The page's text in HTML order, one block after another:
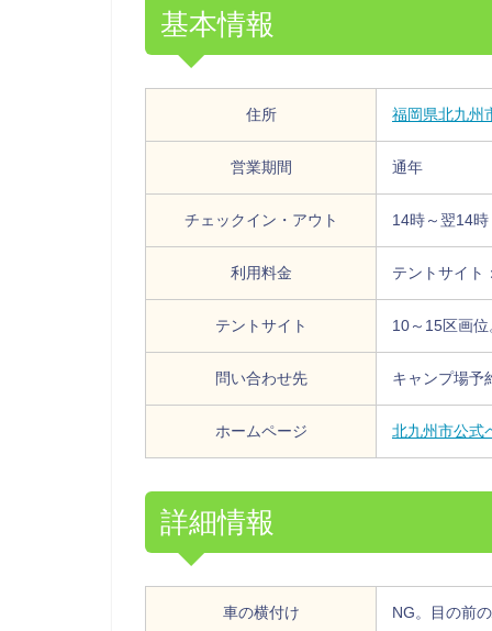
基本情報
住所 福岡県北九州
営業期間 通年
チェックイン・アウト 14時～翌14
利用料金 テントサイト
テントサイト 10～15区画
問い合わせ先 キャンプ場
ホームページ 北九州市公式
詳細情報
車の横付け NG。目の前